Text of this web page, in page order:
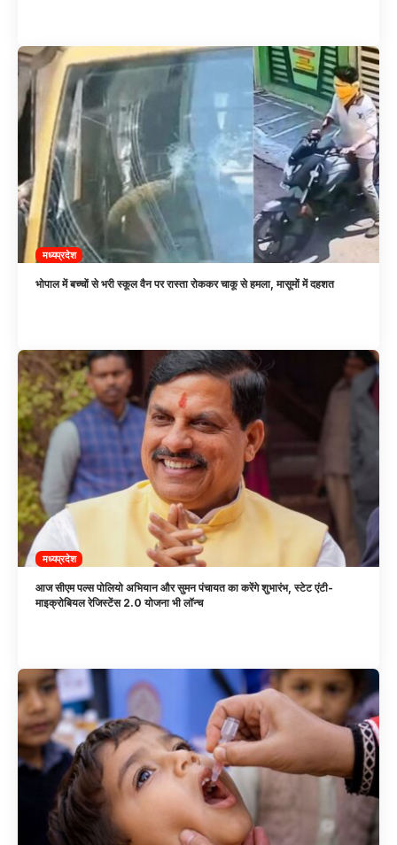
मध्यप्रदेश
भोपाल में बच्चों से भरी स्कूल वैन पर रास्ता रोककर चाकू से हमला, मासूमों में दहशत
मध्यप्रदेश
आज सीएम पल्स पोलियो अभियान और सुमन पंचायत का करेंगे शुभारंभ, स्टेट एंटी-
माइक्रोबियल रेजिस्टेंस 2.0 योजना भी लॉन्च